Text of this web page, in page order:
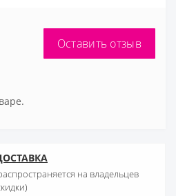
Оставить отзыв
на владельцев